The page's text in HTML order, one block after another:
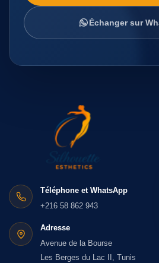
Échanger sur
Téléphone et WhatsApp
+216 58 862 943
Adresse
Avenue de la Bourse
Les Berges du Lac II, Tunis